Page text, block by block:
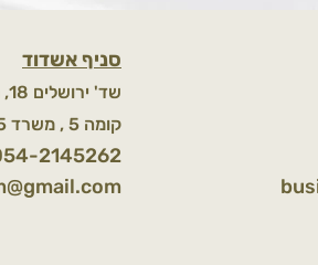
סניף אשדוד
אשדוד , K שד' ירושלים 18, מגדלי
A505 קומה 5 , משרד
2145262